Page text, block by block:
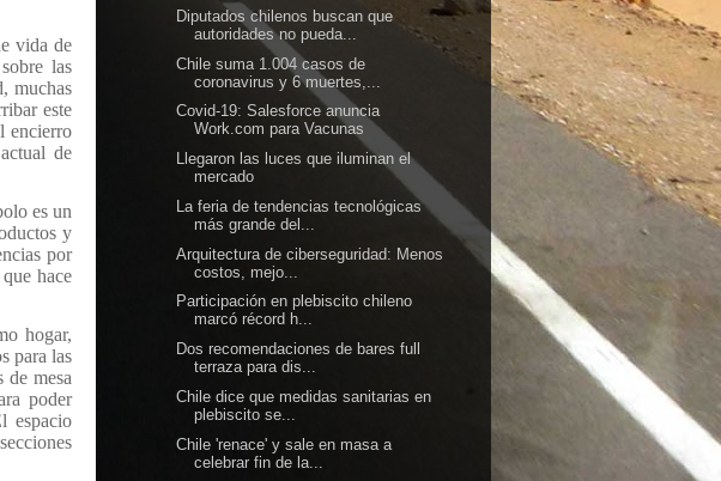
vida de
las
muchas
este
encierro
de
es un
y
por
hace
hogar,
para las
de mesa
poder
espacio
Diputados chilenos buscan que
autoridades no pueda...
Chile suma 1.004 casos de
coronavirus y 6 muertes,...
Covid-19: Salesforce anuncia
Work.com para Vacunas
Llegaron las luces que iluminan el
mercado
La feria de tendencias tecnológicas
más grande del...
Arquitectura de ciberseguridad: Menos
costos, mejo...
Participación en plebiscito chileno
marcó récord h...
Dos recomendaciones de bares full
terraza para dis...
Chile dice que medidas sanitarias en
plebiscito se...
Chile 'renace' y sale en masa a
celebrar fin de la...